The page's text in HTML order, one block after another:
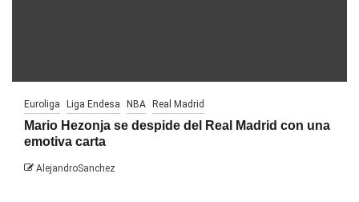
Euroliga Liga Endesa NBA Real Madrid
Mario Hezonja se despide del Real Madrid con una
emotiva carta
AlejandroSanchez